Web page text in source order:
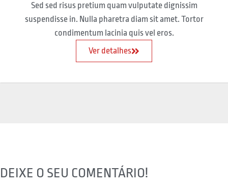
Sed sed risus pretium quam vulputate dignissim
suspendisse in. Nulla pharetra diam sit amet. Tortor
condimentum lacinia quis vel eros.
Ver detalhes
DEIXE O SEU COMENTÁRIO!